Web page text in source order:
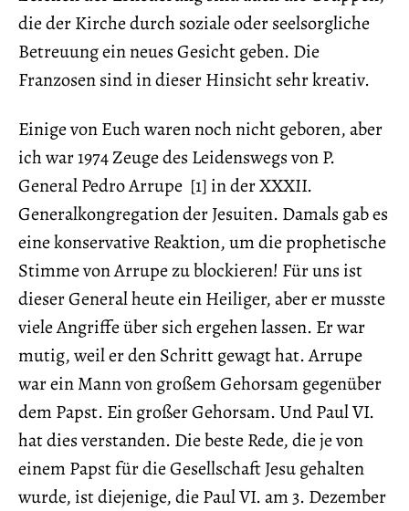
die der Kirche durch soziale oder seelsorgliche
Betreuung ein neues Gesicht geben. Die
Franzosen sind in dieser Hinsicht sehr kreativ.
Einige von Euch waren noch nicht geboren, aber
ich war 1974 Zeuge des Leidenswegs von P.
General Pedro Arrupe [1] in der XXXII.
Generalkongregation der Jesuiten. Damals gab es
eine konservative Reaktion, um die prophetische
Stimme von Arrupe zu blockieren! Für uns ist
dieser General heute ein Heiliger, aber er musste
viele Angriffe über sich ergehen lassen. Er war
mutig, weil er den Schritt gewagt hat. Arrupe
war ein Mann von großem Gehorsam gegenüber
dem Papst. Ein großer Gehorsam. Und Paul VI.
hat dies verstanden. Die beste Rede, die je von
einem Papst für die Gesellschaft Jesu gehalten
wurde, ist diejenige, die Paul VI. am 3. Dezember